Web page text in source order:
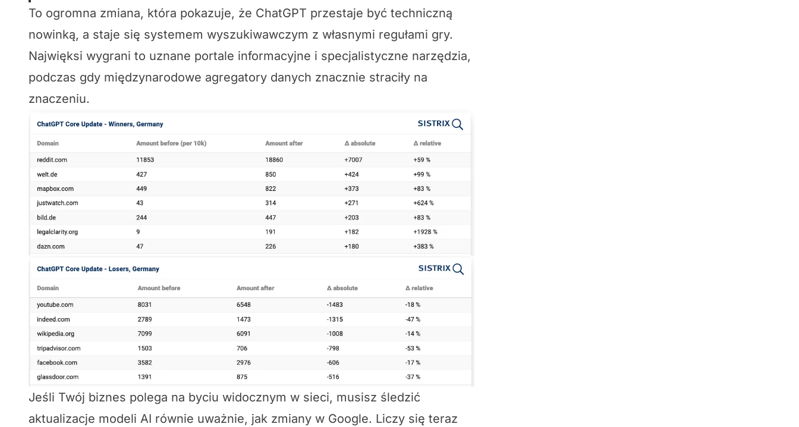
To ogromna zmiana, która pokazuje, że ChatGPT przestaje być techniczną
nowinką, a staje się systemem wyszukiwawczym z własnymi regułami gry.
Najwięksi wygrani to uznane portale informacyjne i specjalistyczne narzędzia,
podczas gdy międzynarodowe agregatory danych znacznie straciły na
znaczeniu.
Jeśli Twój biznes polega na byciu widocznym w sieci, musisz śledzić
aktualizacje modeli AI równie uważnie, jak zmiany w Google. Liczy się teraz